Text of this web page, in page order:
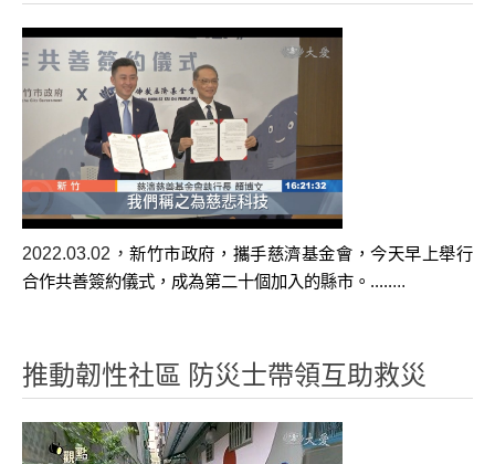
淨水法船/淨水法車
無線電通訊設備
汽化爐
志工裝備
志工背心
壓力布
太陽能拉桿後背包
太陽能帽
防穿刺鞋
2022.03.02 ，新竹市政府，攜手慈濟基金會，今天早上舉行
合作共善簽約儀式，成為第二十個加入的縣市。 .....
推動韌性社區 防災士帶領互助救災